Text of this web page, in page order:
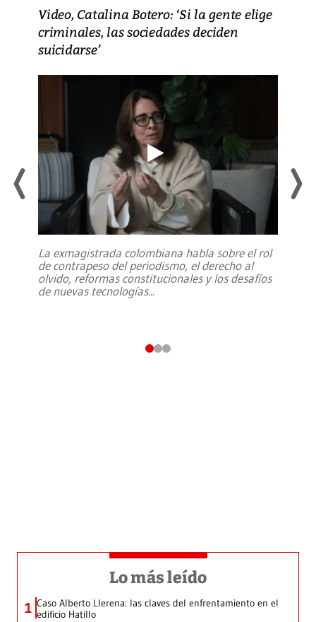
Video, Catalina Botero: ‘Si la gente elige
criminales, las sociedades deciden
suicidarse’
La exmagistrada colombiana habla sobre el rol
de contrapeso del periodismo, el derecho al
olvido, reformas constitucionales y los desafíos
de nuevas tecnologías...
Lo más leído
1 Caso Alberto Llerena: las claves del enfrentamiento en el
edificio Hatillo